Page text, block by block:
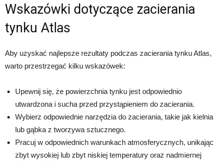
Wskazówki dotyczące zacierania
tynku Atlas
Aby uzyskać najlepsze rezultaty podczas zacierania tynku Atlas,
warto przestrzegać kilku wskazówek:
Upewnij się, że powierzchnia tynku jest odpowiednio
utwardzona i sucha przed przystąpieniem do zacierania.
Wybierz odpowiednie narzędzia do zacierania, takie jak kielnia
lub gąbka z tworzywa sztucznego.
Pracuj w odpowiednich warunkach atmosferycznych, unikając
zbyt wysokiej lub zbyt niskiej temperatury oraz nadmiernej